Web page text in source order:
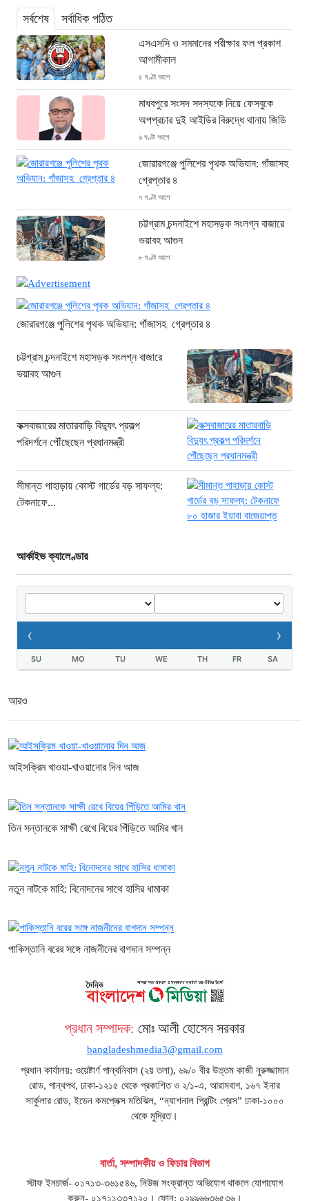
সর্বশেষ সর্বাধিক পঠিত
এসএসসি ও সমমানের পরীক্ষার ফল প্রকাশ
আগামীকাল
৫ ঘণ্টা আগে
মাধবপুরে সংসদ সদস্যকে নিয়ে ফেসবুকে
অপপ্রচার দুই আইডির বিরুদ্ধে থানায় জিডি
৬ ঘণ্টা আগে
জোরারগঞ্জে পুলিশের পৃথক অভিযান: গাঁজাসহ
গ্রেপ্তার ৪
৭ ঘণ্টা আগে
চট্টগ্রাম চন্দনাইশে মহাসড়ক সংলগ্ন বাজারে
ভয়াবহ আগুন
৮ ঘণ্টা আগে
পরিকল্পনা বাস্তবায়ন করেন কাদের”
৮ ঘণ্টা আগে
সার্জনকে বদলির নির্দেশ”
“রাষ্ট্রপতি পদ: ইসি থেকে বিএনপির দুটি
মনোনয়নপত্র সংগ্রহ”
যুক্তরাষ্ট্রের সামনে ইরানের ৬ শর্ত: তবেই
খুলবে হরমুজ প্রণালি
মহাস্থানগড়ে নির্মাণে স্থিতাবস্থা বজায় রাখার
কক্সবাজারের মাতারবাড়ি বিদ্যুৎ প্রকল্প
পরিদর্শনে পৌঁছেছেন প্রধানমন্ত্রী
জোরারগঞ্জে পুলিশের পৃথক অভিযান: গাঁজাসহ গ্রেপ্তার ৪
চট্টগ্রাম চন্দনাইশে মহাসড়ক সংলগ্ন বাজারে
ভয়াবহ আগুন
কক্সবাজারের মাতারবাড়ি বিদ্যুৎ প্রকল্প
পরিদর্শনে পৌঁছেছেন প্রধানমন্ত্রী
সীমান্ত পাহাড়ায় কোস্ট গার্ডের বড় সাফল্য:
টেকনাফে...
আর্কাইভ ক্যালেণ্ডার
‹ ›
SU MO TU WE TH FR SA
আরও
আইসক্রিম খাওয়া-খাওয়ানোর দিন আজ
তিন সন্তানকে সাক্ষী রেখে বিয়ের পিঁড়িতে আমির খান
নতুন নাটকে মাহি: বিনোদনের সাথে হাসির ধামাকা
পাকিস্তানি বরের সঙ্গে নাজনীনের বাগদান সম্পন্ন
প্রধান সম্পাদক: মোঃ আলী হোসেন সরকার
bangladeshmedia3@gmail.com
প্রধান কার্যালয়: ওয়েষ্টার্ণ পান্থনিবাস (২য় তলা), ৬৯/০ বীর উত্তম কাজী নুরুজ্জামান
রোড, পান্থপথ, ঢাকা-১২১৫ থেকে প্রকাশিত ও ২/১-এ, আরামবাগ, ১৬৭ ইনার
সার্কুলার রোড, ইডেন কমপ্লেক্স মতিঝিল, “ন্যাশনাল প্রিন্টিং প্রেস” ঢাকা-১০০০
থেকে মুদ্রিত।
বার্তা, সম্পাদকীয় ও ফিচার বিভাগ
স্টাফ ইনচার্জ- ০১৭১৩-৩৬১৫৪৬, নিউজ সংক্রান্ত অভিযোগ থাকলে যোগাযোগ
করুন- ০১৭১১৩৩৭১২০। ফোন: ০২৯৯৬৬৩৬৫৩৬।